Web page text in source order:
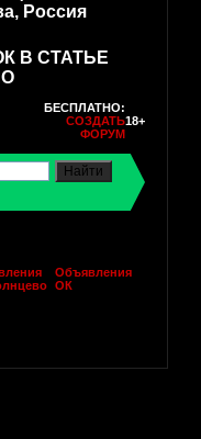
Россия
В СТАТЬЕ
БЕСПЛАТНО:
СОЗДАТЬ
ФОРУМ
18+
Объявления
ОК